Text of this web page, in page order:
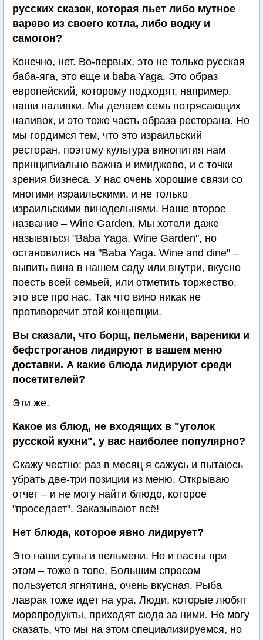
русских сказок, которая пьет либо мутное
варево из своего котла, либо водку и
самогон?
Конечно, нет. Во-первых, это не только русская
баба-яга, это еще и baba Yaga. Это образ
европейский, которому подходят, например,
наши наливки. Мы делаем семь потрясающих
наливок, и это тоже часть образа ресторана. Но
мы гордимся тем, что это израильский
ресторан, поэтому культура винопития нам
принципиально важна и имиджево, и с точки
зрения бизнеса. У нас очень хорошие связи со
многими израильскими, и не только
израильскими винодельнями. Наше второе
название – Wine Garden. Мы хотели даже
называться "Baba Yaga. Wine Garden", но
остановились на "Baba Yaga. Wine and dine" –
выпить вина в нашем саду или внутри, вкусно
поесть всей семьей, или отметить торжество,
это все про нас. Так что вино никак не
противоречит этой концепции.
Вы сказали, что борщ, пельмени, вареники и
бефстроганов лидируют в вашем меню
доставки. А какие блюда лидируют среди
посетителей?
Эти же.
Какое из блюд, не входящих в "уголок
русской кухни", у вас наиболее популярно?
Скажу честно: раз в месяц я сажусь и пытаюсь
убрать две-три позиции из меню. Открываю
отчет – и не могу найти блюдо, которое
"проседает". Заказывают всё!
Нет блюда, которое явно лидирует?
Это наши супы и пельмени. Но и пасты при
этом – тоже в топе. Большим спросом
пользуется ягнятина, очень вкусная. Рыба
лаврак тоже идет на ура. Люди, которые любят
морепродукты, приходят сюда за ними. Не могу
сказать, что мы на этом специализируемся, но